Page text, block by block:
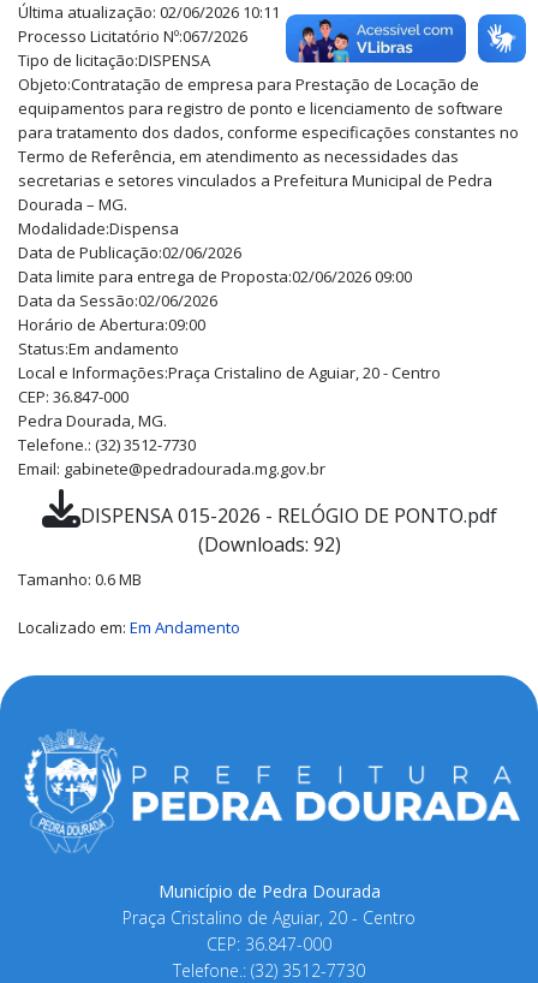
Última atualização: 02/06/2026 10:11
Processo Licitatório Nº:067/2026
Tipo de licitação:DISPENSA
Objeto:Contratação de empresa para Prestação de Locação de
equipamentos para registro de ponto e licenciamento de software
para tratamento dos dados, conforme especificações constantes no
Termo de Referência, em atendimento as necessidades das
secretarias e setores vinculados a Prefeitura Municipal de Pedra
Dourada – MG.
Modalidade:Dispensa
Data de Publicação:02/06/2026
Data limite para entrega de Proposta:02/06/2026 09:00
Data da Sessão:02/06/2026
Horário de Abertura:09:00
Status:Em andamento
Local e Informações:Praça Cristalino de Aguiar, 20 - Centro
CEP: 36.847-000
Pedra Dourada, MG.
Telefone.: (32) 3512-7730
Email: gabinete@pedradourada.mg.gov.br
DISPENSA 015-2026 - RELÓGIO DE PONTO.pdf
(Downloads: 92)
Tamanho: 0.6 MB
Localizado em: Em Andamento
Município de Pedra Dourada
Praça Cristalino de Aguiar, 20 - Centro
CEP: 36.847-000
Telefone.: (32) 3512-7730